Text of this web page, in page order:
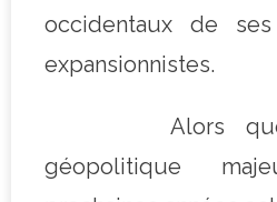
occidentaux de
expansionnistes.
Alors que
géopolitique